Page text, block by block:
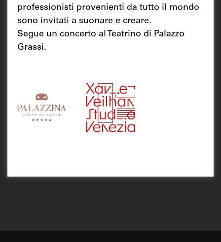
professionisti provenienti da tutto il mondo
sono invitati a suonare e creare.
Segue un concerto al Teatrino di Palazzo
Grassi.